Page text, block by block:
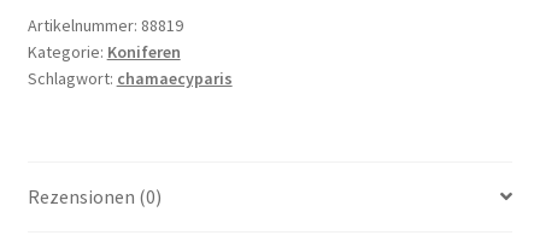
Artikelnummer: 88819
Kategorie: Koniferen
Schlagwort: chamaecyparis
Rezensionen (0)